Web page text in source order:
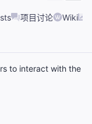
项目讨论 Wiki
to interact with the